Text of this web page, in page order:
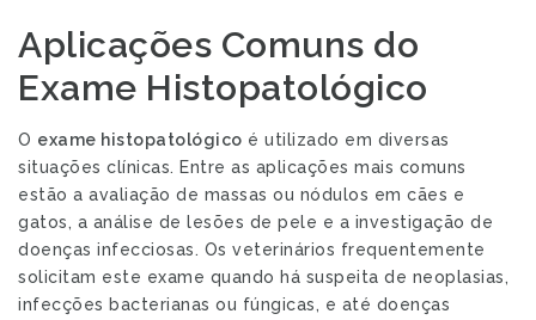
Aplicações Comuns do
Exame Histopatológico
O exame histopatológico é utilizado em diversas
situações clínicas. Entre as aplicações mais comuns
estão a avaliação de massas ou nódulos em cães e
gatos, a análise de lesões de pele e a investigação de
doenças infecciosas. Os veterinários frequentemente
solicitam este exame quando há suspeita de neoplasias,
infecções bacterianas ou fúngicas, e até doenças